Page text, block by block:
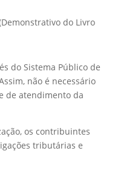
do Livro
do Sistema Público de
não é necessário
de atendimento da
os contribuintes
tributárias e